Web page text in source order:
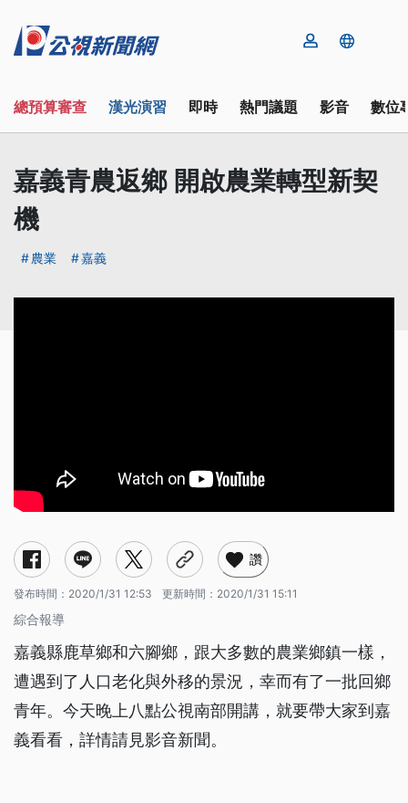
總預算審查 漢光演習 即時 熱門議題 影音 數位
嘉義青農返鄉 開啟農業轉型新契
機
農業 嘉義
讚
發布時間： 2020/1/31 12:53 更新時間： 2020/1/31 15:11
綜合報導
嘉義縣鹿草鄉和六腳鄉，跟大多數的農業鄉鎮一樣，
遭遇到了人口老化與外移的景況，幸而有了一批回鄉
青年。今天晚上八點公視南部開講，就要帶大家到嘉
義看看，詳情請見影音新聞。